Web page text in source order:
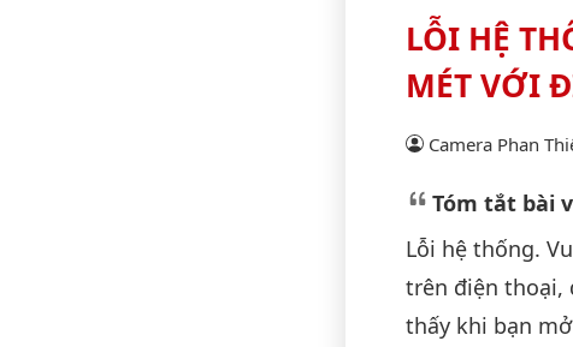
LỖI HỆ
MÉT VỚI
Camera Phan
Tóm tắt bài
Lỗi hệ thống.
trên điện thoại,
thấy khi bạn